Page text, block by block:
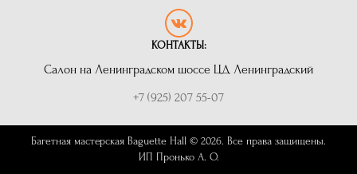
КОНТАКТЫ:
Салон на Ленинградском шоссе ЦД Ленинградский
+7 (925) 207 55-07
Багетная мастерская Baguette Hall © 2026. Все права защищены.
ИП Пронько А. О.